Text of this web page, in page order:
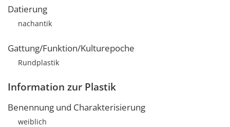
Datierung
nachantik
Gattung/Funktion/Kulturepoche
Rundplastik
Information zur Plastik
Benennung und Charakterisierung
weiblich